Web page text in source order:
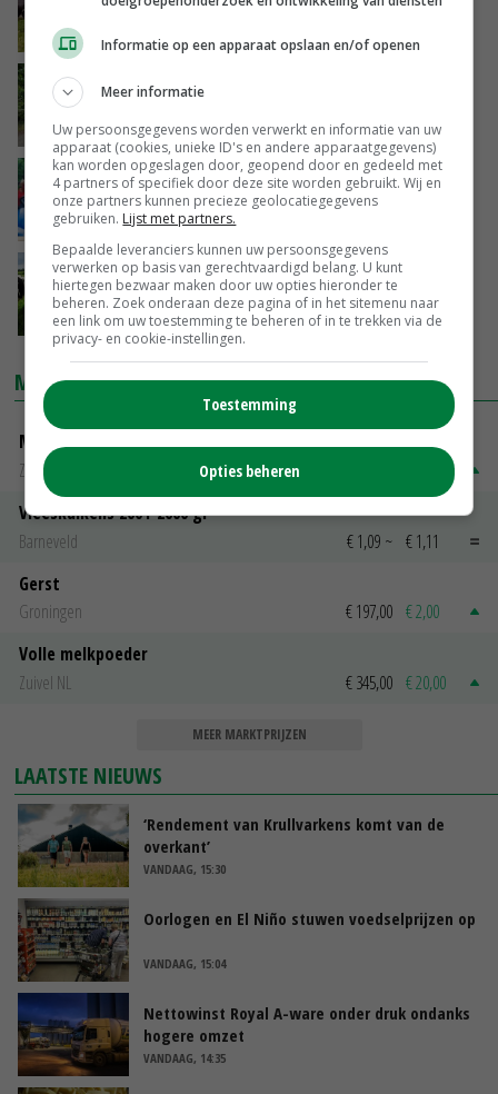
Dierenextremisten opgepakt in konijnenstal
10-10-2019
Glastuinbouw staat pal voor boeren
01-10-2019
LTO: grote stappen gezet in dertig jaar
landbouw
16-09-2019
MARKTPRIJZEN
Magere melkpoeder
Zuivel NL
Vleeskuikens 2001-2600 gr
Barneveld
€ 1,09 ~ € 1,11
Gerst
Groningen
€ 197,00 € 2,00
Volle melkpoeder
Zuivel NL
€ 345,00 € 20,00
MEER MARKTPRIJZEN
LAATSTE NIEUWS
‘Rendement van Krullvarkens komt van de
overkant’
VANDAAG, 15:30
Oorlogen en El Niño stuwen voedselprijzen op
VANDAAG, 15:04
Nettowinst Royal A-ware onder druk ondanks
hogere omzet
VANDAAG, 14:35
Informatie op een apparaat opslaan en/of openen
Meer informatie
Uw persoonsgegevens worden verwerkt en informatie van uw
apparaat (cookies, unieke ID's en andere apparaatgegevens)
kan worden opgeslagen door, geopend door en gedeeld met
4 partners of specifiek door deze site worden gebruikt. Wij en
onze partners kunnen precieze geolocatiegegevens
gebruiken. Lijst met partners.
Bepaalde leveranciers kunnen uw persoonsgegevens
verwerken op basis van gerechtvaardigd belang. U kunt
hiertegen bezwaar maken door uw opties hieronder te
beheren. Zoek onderaan deze pagina of in het sitemenu naar
een link om uw toestemming te beheren of in te trekken via de
privacy- en cookie-instellingen.
Toestemming
Opties beheren